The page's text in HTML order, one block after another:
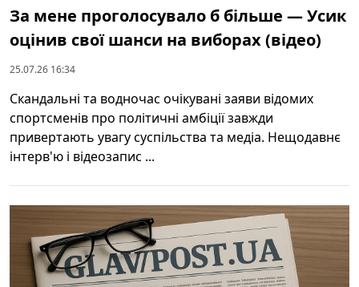
За мене проголосувало б більше — Усик
оцінив свої шанси на виборах (відео)
25.07.26 16:34
Скандальні та водночас очікувані заяви відомих
спортсменів про політичні амбіції завжди
привертають увагу суспільства та медіа. Нещодавнє
інтерв'ю і відеозапис ...